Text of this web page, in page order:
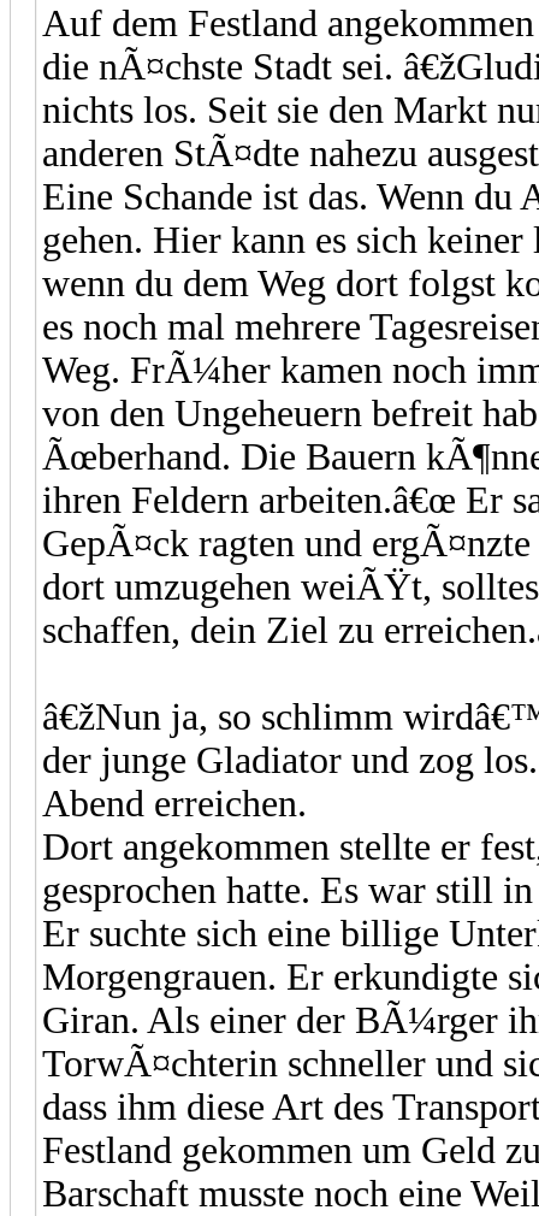
Auf dem Festland
die nÃ¤chste Stadt sei.
nichts los. Seit sie den Markt
anderen StÃ¤dte nahezu
Eine Schande ist das. Wenn
gehen. Hier kann es sich
wenn du dem Weg dort folgst
es noch mal mehrere
Weg. FrÃ¼her kamen noch
von den Ungeheuern befreit
Ãœberhand. Die Bauern
ihren Feldern arbeiten.â€œ Er
GepÃ¤ck ragten und
dort umzugehen weiÃŸt,
schaffen, dein Ziel zu
â€žNun ja, so schlimm
der junge Gladiator und zog
Abend erreichen.
Dort angekommen stellte er
gesprochen hatte. Es war still
Er suchte sich eine billige
Morgengrauen. Er erkundigte
Giran. Als einer der BÃ¼rger
TorwÃ¤chterin schneller und
dass ihm diese Art des
Festland gekommen um Geld
Barschaft musste noch eine